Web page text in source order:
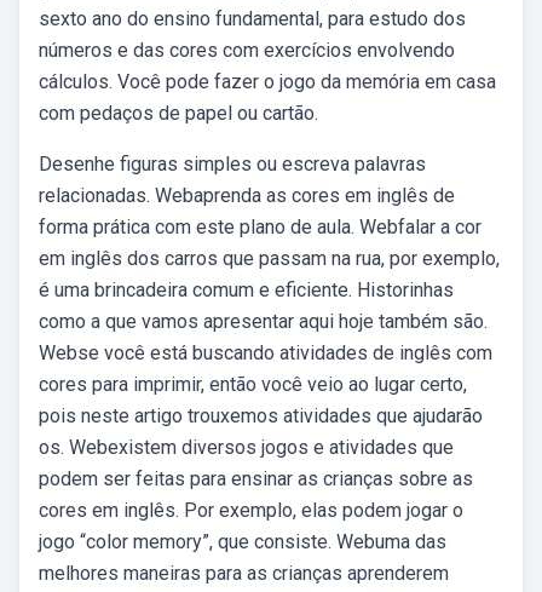
sexto ano do ensino fundamental, para estudo dos
números e das cores com exercícios envolvendo
cálculos. Você pode fazer o jogo da memória em casa
com pedaços de papel ou cartão.
Desenhe figuras simples ou escreva palavras
relacionadas. Webaprenda as cores em inglês de
forma prática com este plano de aula. Webfalar a cor
em inglês dos carros que passam na rua, por exemplo,
é uma brincadeira comum e eficiente. Historinhas
como a que vamos apresentar aqui hoje também são.
Webse você está buscando atividades de inglês com
cores para imprimir, então você veio ao lugar certo,
pois neste artigo trouxemos atividades que ajudarão
os. Webexistem diversos jogos e atividades que
podem ser feitas para ensinar as crianças sobre as
cores em inglês. Por exemplo, elas podem jogar o
jogo “color memory”, que consiste. Webuma das
melhores maneiras para as crianças aprenderem